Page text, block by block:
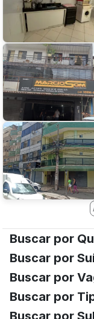
Buscar por
Buscar por
Buscar por
Buscar por
Buscar por